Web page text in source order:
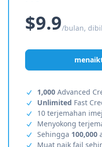
$9.9/bulan,
1,000 Advanced
Unlimited Fast
10 terjemahan
Menyokong
Sehingga 100,000
Muat naik fail